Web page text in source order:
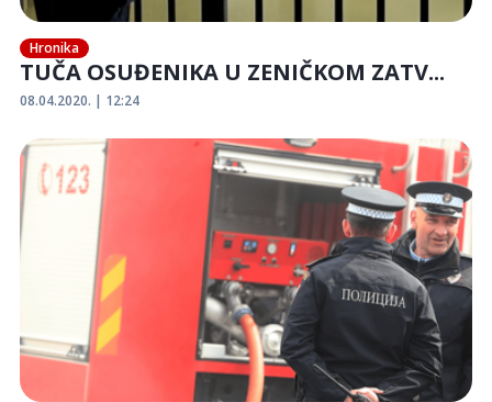
Hronika
TUČA OSUĐENIKA U ZENIČKOM ZATV...
08.04.2020. | 12:24